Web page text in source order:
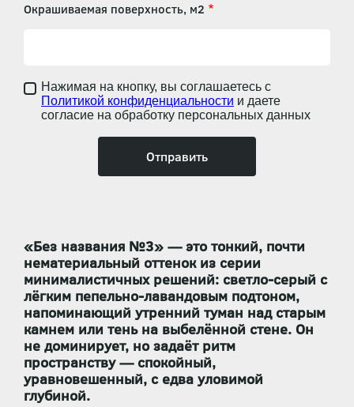
Окрашиваемая поверхность, м2
Нажимая на кнопку, вы соглашаетесь с
Политикой конфиденциальности и даете
согласие на обработку персональных данных
«Без названия №3» — это тонкий, почти
нематериальный оттенок из серии
минималистичных решений: светло-серый с
лёгким пепельно-лавандовым подтоном,
напоминающий утренний туман над старым
камнем или тень на выбелённой стене. Он
не доминирует, но задаёт ритм
пространству — спокойный,
уравновешенный, с едва уловимой
глубиной.